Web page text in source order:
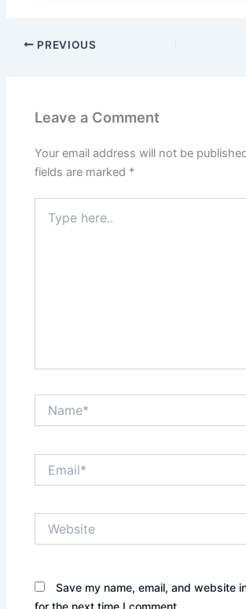
PREVIOUS
Leave a Comment
Your email address will not be
fields are marked *
here..
Save my name, email, and website
for the next time I comment.